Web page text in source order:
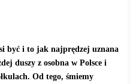
być i to jak najprędzej uznana
duszy z osobna w Polsce i
Od tego, śmiemy